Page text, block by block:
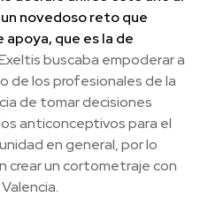
novedoso reto que
que es la de
buscaba empoderar a
de los profesionales de la
de tomar decisiones
anticonceptivos para el
en general, por lo
crear un cortometraje con